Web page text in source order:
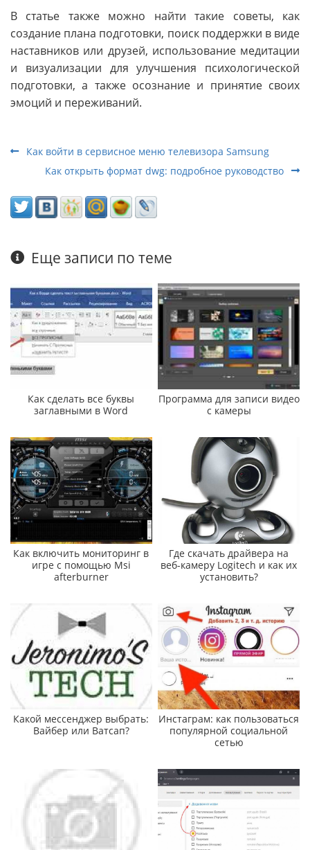
В статье также можно найти такие советы, как
создание плана подготовки, поиск поддержки в виде
наставников или друзей, использование медитации
и визуализации для улучшения психологической
подготовки, а также осознание и принятие своих
эмоций и переживаний.
Как войти в сервисное меню телевизора Samsung
Как открыть формат dwg: подробное руководство
Еще записи по теме
Как сделать все буквы
заглавными в Word
Программа для записи видео
с камеры
Как включить мониторинг в
игре с помощью Msi
afterburner
Где скачать драйвера на
веб-камеру Logitech и как их
установить?
Какой мессенджер выбрать:
Вайбер или Ватсап?
Инстаграм: как пользоваться
популярной социальной
сетью